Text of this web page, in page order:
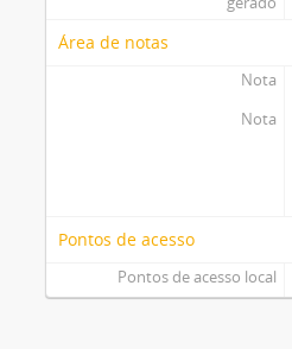
Área de notas
Nota
Nota
Pontos de acesso
Pontos de acesso local